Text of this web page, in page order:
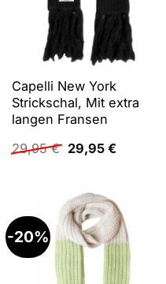
Capelli New York
Strickschal, Mit extra
langen Fransen
29,95€ Ursprünglicher
Preis
29,95 €Aktueller
-20%